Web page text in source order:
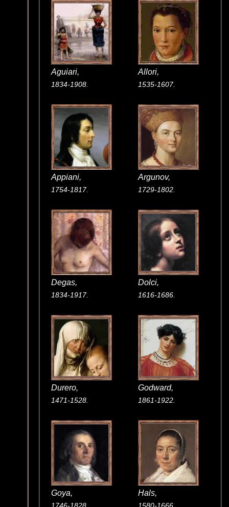
Aguiari,
1834-1908.
Allori,
1535-1607.
Appiani,
1754-1817.
Argunov,
1729-1802.
Degas,
1834-1917.
Dolci,
1616-1686.
Durero,
1471-1528.
Godward,
1861-1922.
Goya, Hals,